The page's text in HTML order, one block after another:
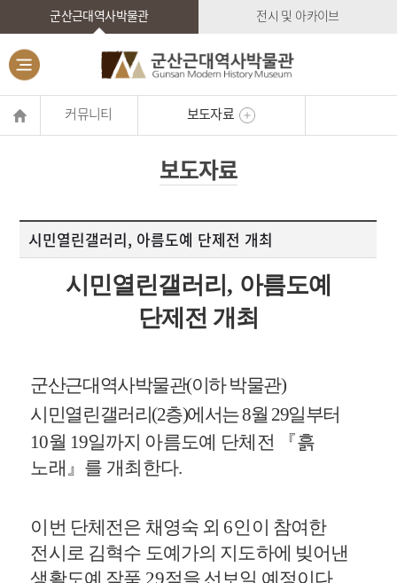
군산근대역사박물관 전시 및 아카이브
커뮤니티 보도자료
보도자료
시민열린갤러리, 아름도예 단제전 개최
시민열린갤러리 , 아름도예
단제전 개최
군산근대역사박물관(이하 박물관)
시민열린갤러리(2층)에서는8월 29일부터
10월 19일까지 아름도예 단체전 『흙
노래』 를 개최한다.
이번 단체전은 채영숙 외 6인이 참여한
전시로 김혁수 도예가의 지도하에 빚어낸
생활도예 작품 29점을 선보일 예정이다.